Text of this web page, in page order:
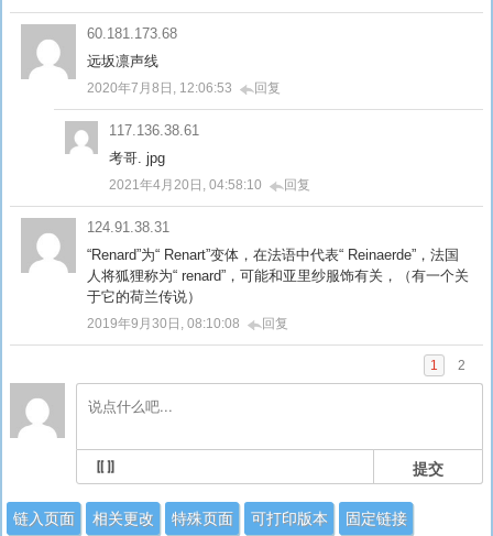
60.181.173.68
远坂凛声线
2020年7月8日, 12:06:53 回复
117.136.38.61
考哥. jpg
2021年4月20日, 04:58:10 回复
124.91.38.31
“Renard”为“ Renart”变体，在法语中代表“ Reinaerde”，法国
人将狐狸称为“ renard”，可能和亚里纱服饰有关，（有一个关
于它的荷兰传说）
2019年9月30日, 08:10:08 回复
1 2
提交
链入页面 相关更改 特殊页面 可打印版本 固定链接